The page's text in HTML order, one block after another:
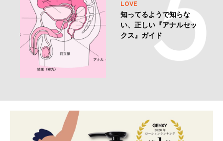
LOVE
知ってるようで知らな
い、正しい『アナルセッ
クス』ガイド